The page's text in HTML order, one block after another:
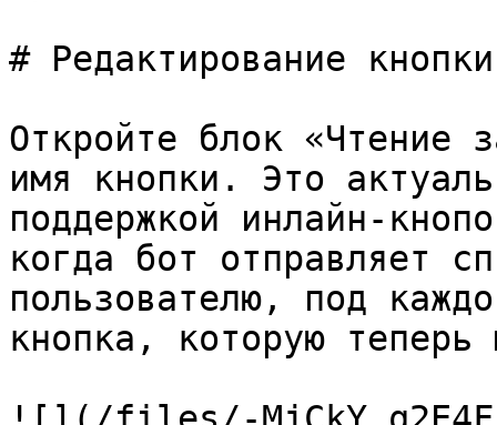
# Редактирование
Откройте блок «Чтение
имя кнопки. Это
поддержкой инлайн-
когда бот отправляет
пользователю, под
кнопка, которую теперь